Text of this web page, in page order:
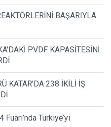
BAŞARIYLA
PVDF KAPASİTESİNİ
KATAR’DA 238 İKİLİ İŞ
Türkiye’yi